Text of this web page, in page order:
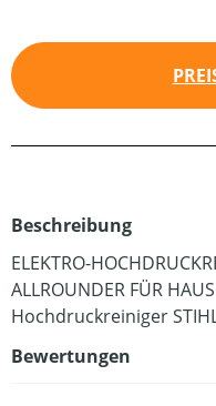
Beschreibung
ELEKTRO-
ALLROUNDER FÜR
Hochdruckreiniger
Bewertungen